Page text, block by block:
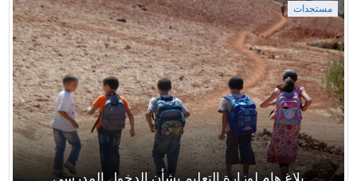
مستجدات